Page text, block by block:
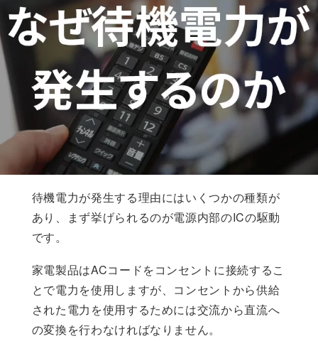
待機電力が発生する理由にはいくつかの種類が
あり、まず挙げられるのが電源内部のICの駆動
です。
家電製品はACコードをコンセントに接続するこ
とで電力を使用しますが、コンセントから供給
された電力を使用するためには交流から直流へ
の変換を行わなければなりません。